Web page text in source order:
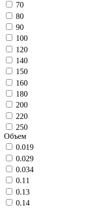
70
80
90
100
120
140
150
160
180
200
220
250
Объем
0.019
0.029
0.034
0.11
0.13
0.14